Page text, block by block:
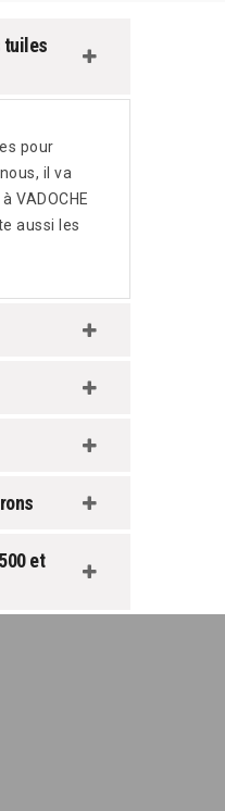
tuiles
pour
il va
VADOCHE
aussi les
et